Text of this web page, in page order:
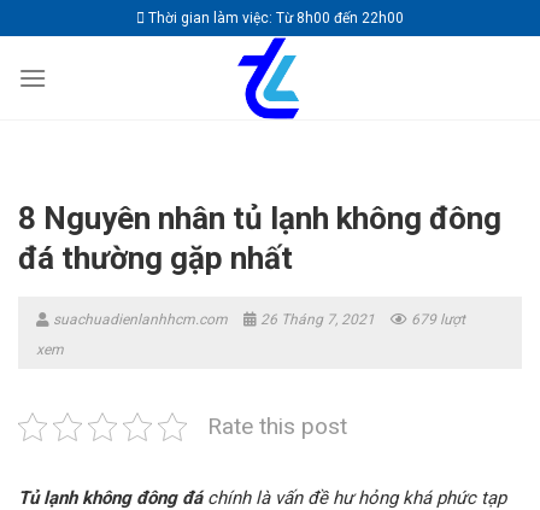
to
content
Thời gian làm việc: Từ 8h00 đến 22h00
8 Nguyên nhân tủ lạnh không đông
đá thường gặp nhất
suachuadienlanhhcm.com 26 Tháng 7, 2021
679 lượt
xem
Rate this post
Tủ lạnh không đông đá chính là vấn đề hư hỏng khá phức tạp